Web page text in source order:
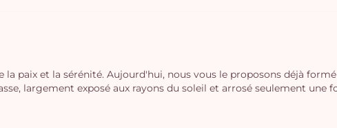
paix et la sérénité. Aujourd'hui, nous vous le proposons déjà
largement exposé aux rayons du soleil et arrosé seulement une